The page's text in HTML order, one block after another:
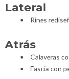
Lateral
Rines
Atrás
Calaveras
Fascia con